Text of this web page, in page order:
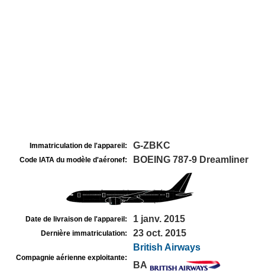
Immatriculation de l'appareil: G-ZBKC
Code IATA du modèle d'aéronef: BOEING 787-9 Dreamliner
Date de livraison de l'appareil: 1 janv. 2015
Dernière immatriculation: 23 oct. 2015
Compagnie aérienne exploitante:
British Airways
BA